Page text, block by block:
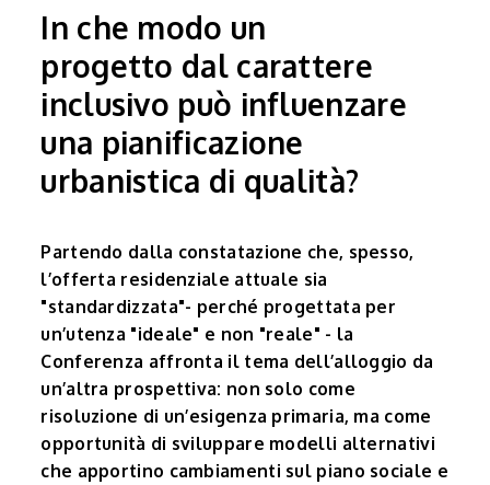
In che modo un
progetto dal carattere
inclusivo può influenzare
una pianificazione
urbanistica di qualità?
Partendo dalla constatazione che, spesso,
l’offerta residenziale attuale sia
"standardizzata"- perché progettata per
un’utenza "ideale" e non "reale" - la
Conferenza affronta il tema dell’alloggio da
un’altra prospettiva: non solo come
risoluzione di un’esigenza primaria, ma come
opportunità di sviluppare modelli alternativi
che apportino cambiamenti sul piano sociale e